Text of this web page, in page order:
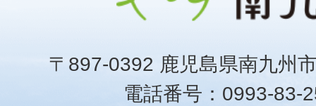
〒897-0392 鹿児島県南九州
電話番号：0993-83-